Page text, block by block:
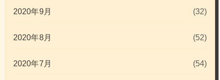
2020年9月 (32)
2020年8月 (52)
2020年7月 (54)